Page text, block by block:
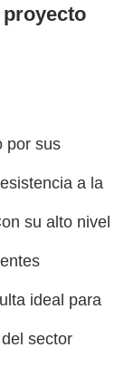
por sus
a la
su alto nivel
ideal para
sector